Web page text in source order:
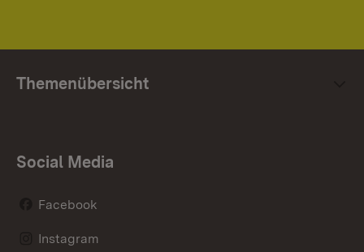
Themenübersicht
Social Media
Facebook
Instagram